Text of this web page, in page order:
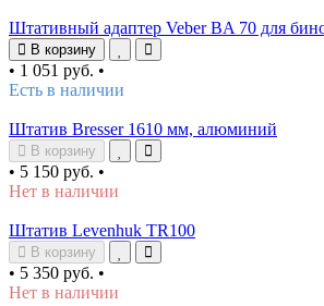
Штативный адаптер Veber BA 70 для
В корзину
• 1 051 руб. •
Есть в наличии
Штатив Bresser 1610 мм, алюминий
В корзину
• 5 150 руб. •
Нет в наличии
Штатив Levenhuk TR100
В корзину
• 5 350 руб. •
Нет в наличии